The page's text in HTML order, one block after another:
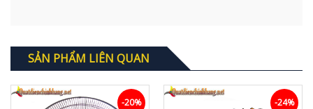
SẢN PHẨM LIÊN QUAN
-20% -24%